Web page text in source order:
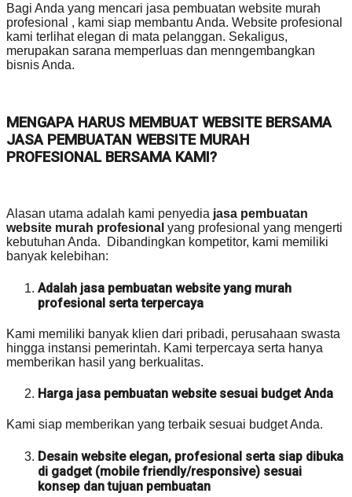
Bagi Anda yang mencari jasa pembuatan website murah
profesional , kami siap membantu Anda. Website profesional
kami terlihat elegan di mata pelanggan. Sekaligus,
merupakan sarana memperluas dan menngembangkan
bisnis Anda.
MENGAPA HARUS MEMBUAT WEBSITE BERSAMA
JASA PEMBUATAN WEBSITE MURAH
PROFESIONAL BERSAMA KAMI?
Alasan utama adalah kami penyedia jasa pembuatan
website murah profesional yang profesional yang mengerti
kebutuhan Anda. Dibandingkan kompetitor, kami memiliki
banyak kelebihan:
Adalah jasa pembuatan website yang murah
profesional serta terpercaya
Kami memiliki banyak klien dari pribadi, perusahaan swasta
hingga instansi pemerintah. Kami terpercaya serta hanya
memberikan hasil yang berkualitas.
Harga jasa pembuatan website sesuai budget Anda
Kami siap memberikan yang terbaik sesuai budget Anda.
Desain website elegan, profesional serta siap dibuka
di gadget (mobile friendly/responsive) sesuai
konsep dan tujuan pembuatan